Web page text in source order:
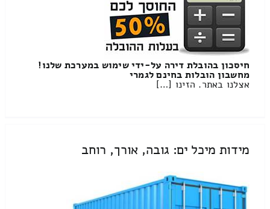
חיסכון בהובלת דירה על-ידי שימוש במערכת שלנו!
מחשבון הובלות בחינם לגמרי
אצלנו באתר. הזינו […]
מידות מיכל ים: גובה, אורך, רוחב